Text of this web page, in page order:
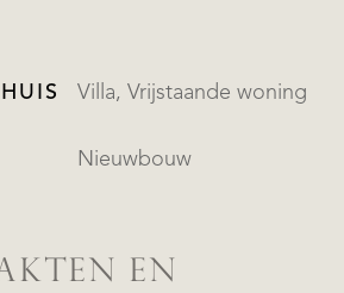
Villa, Vrijstaande woning
Nieuwbouw
EN